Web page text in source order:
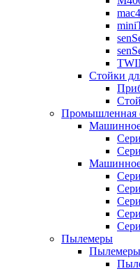
mac4
Стойки
Промышленная
Машинное
Машинное
Пылемеры
Пылемеры